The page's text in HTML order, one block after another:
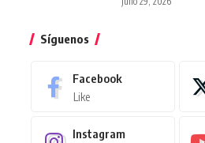
Síguenos
Facebook
Like
Instagram